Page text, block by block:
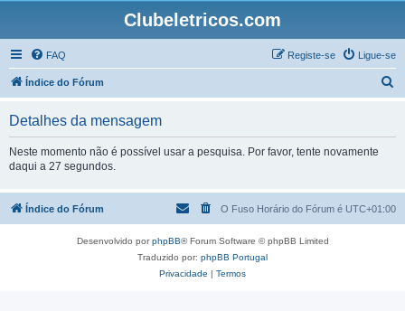
Clubeletricos.com
FAQ Ligue-se
Registe-se
Índice do Fórum
s
Detalhes da mensagem
Neste momento não é possível usar a pesquisa. Por favor, tente novamente
daqui a 27 segundos.
Índice do Fórum O Fuso Horário do Fórum é UTC+01:00
Desenvolvido porphpBB® Forum Software © phpBB Limited
Traduzido por: phpBB Portugal
Privacidade | Termos